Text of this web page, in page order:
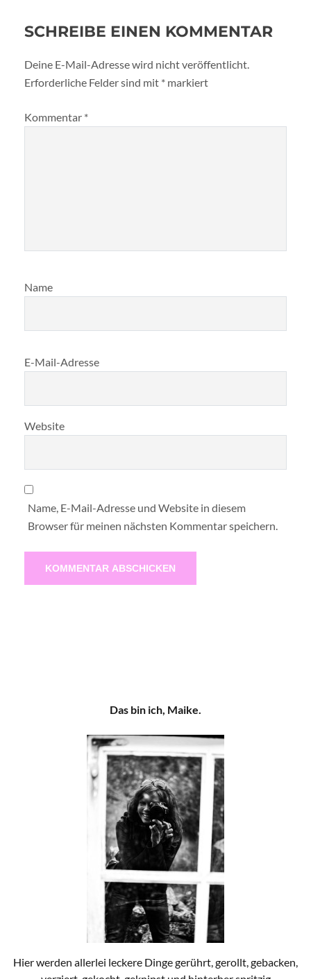
SCHREIBE EINEN KOMMENTAR
Deine E-Mail-Adresse wird nicht veröffentlicht.
Erforderliche Felder sind mit * markiert
Kommentar *
Name
E-Mail-Adresse
Website
Name, E-Mail-Adresse und Website in diesem
Browser für meinen nächsten Kommentar speichern.
Das bin ich, Maike.
Hier werden allerlei leckere Dinge gerührt, gerollt, gebacken,